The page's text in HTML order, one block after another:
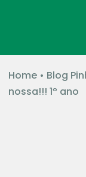
Home• Blog
nossa!!! 1º ano